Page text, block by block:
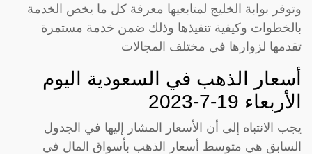
وتوفر بوابة الخليج لمتابعيها معرفة كل ما يخص الخدمة
بالخطوات وكيفية تنفيذها وذلك ضمن خدمة مستمرة
تقدمها لزوارها في مختلف المجالات
أسعار الذهب في السعودية اليوم
الأربعاء 19-7-2023
يجب الانتباه إلى أن الأسعار المشار إليها في الجدول
السابق هي متوسط أسعار الذهب بأسواق المال في